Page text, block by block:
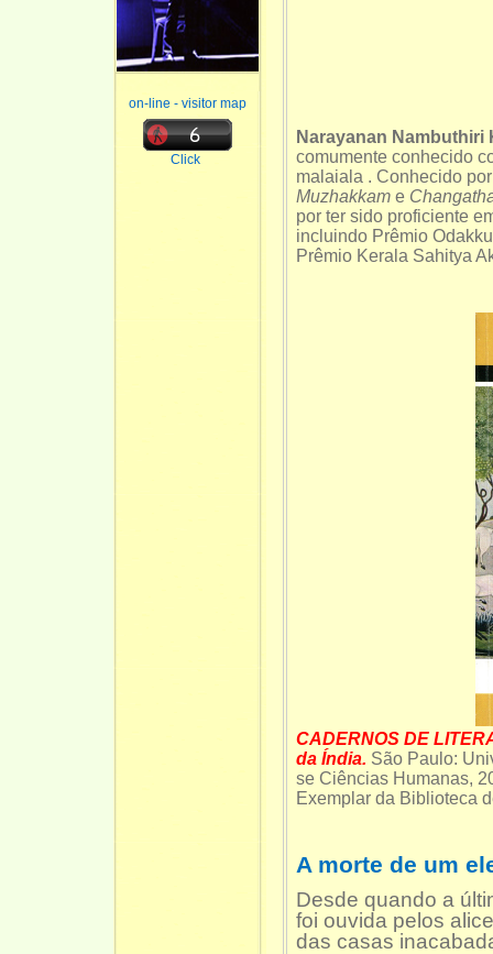
on-line - visitor map
Click
Narayanan Nambuthiri
comumente conhecido
malaiala . Conhecido
Muzhakkam e
por ter sido proficiente
incluindo Prêmio
Prêmio Kerala Sahitya
CADERNOS DE
da Índia. São Paulo:
se Ciências Humanas,
Exemplar da Biblioteca
A morte de um
Desde quando a
foi ouvida pelos
das casas